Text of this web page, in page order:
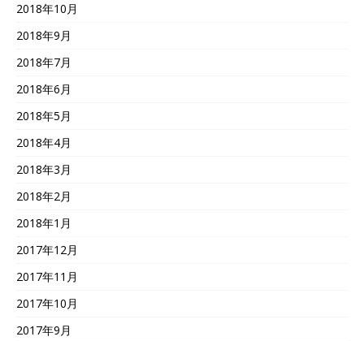
2018年10月
2018年9月
2018年7月
2018年6月
2018年5月
2018年4月
2018年3月
2018年2月
2018年1月
2017年12月
2017年11月
2017年10月
2017年9月